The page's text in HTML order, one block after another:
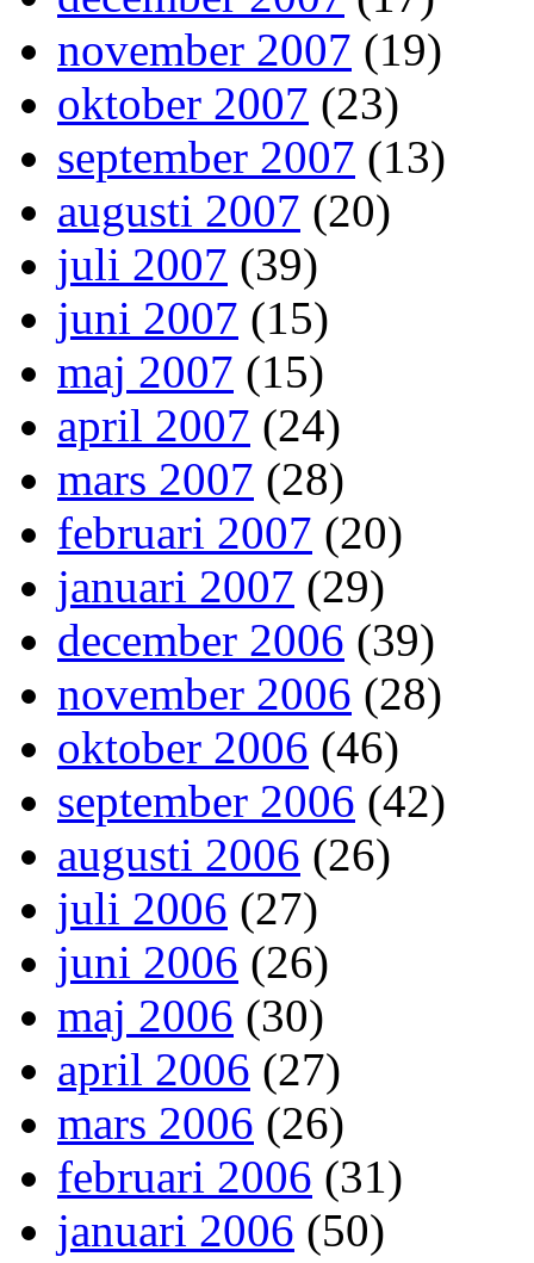
november 2007 (19)
oktober 2007 (23)
september 2007 (13)
augusti 2007 (20)
juli 2007 (39)
juni 2007 (15)
maj 2007 (15)
april 2007 (24)
mars 2007 (28)
februari 2007 (20)
januari 2007 (29)
december 2006 (39)
november 2006 (28)
oktober 2006 (46)
september 2006 (42)
augusti 2006 (26)
juli 2006 (27)
juni 2006 (26)
maj 2006 (30)
april 2006 (27)
mars 2006 (26)
februari 2006 (31)
januari 2006 (50)